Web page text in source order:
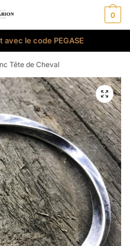
0
avec le code PEGASE
Tête de Cheval